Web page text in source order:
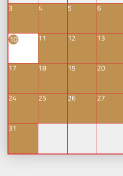
3 4 5 6
10 11 12 13
17 18 19 20
24 25 26 27
31